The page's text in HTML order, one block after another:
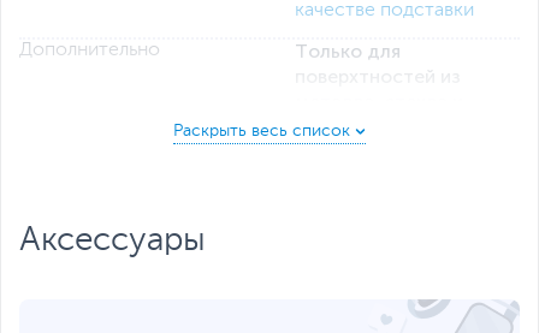
качестве подставки
Дополнительно
Только для
поверхтностей из
глянцевого пластика
Тип крепления:
Аксессуары